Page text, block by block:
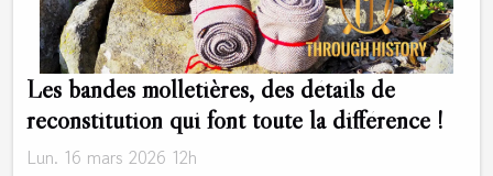
Les bandes molletières, des détails de
reconstitution qui font toute la différence !
Lun. 16 mars 2026 12h